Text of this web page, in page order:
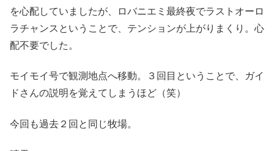
を心配していましたが、ロバニエミ最終夜でラストオーロ
ラチャンスということで、テンションが上がりまくり。心
配不要でした。
モイモイ号で観測地点へ移動。３回目ということで、ガイ
ドさんの説明を覚えてしまうほど（笑）
今回も過去２回と同じ牧場。